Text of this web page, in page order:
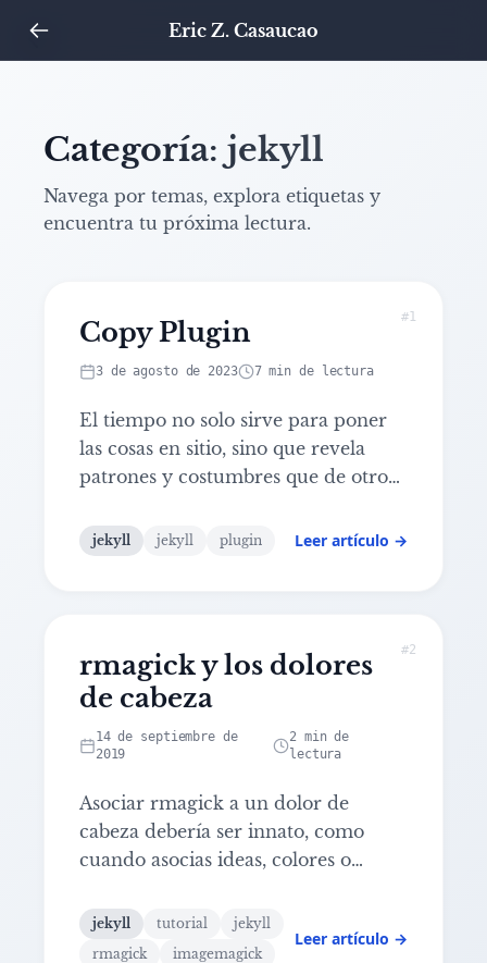
Eric Z. Casaucao
Categoría: jekyll
Navega por temas, explora etiquetas y
encuentra tu próxima lectura.
#1
Leer artículo: Copy Plugin
Copy Plugin
3 de agosto de 2023 7 min de lectura
El tiempo no solo sirve para poner
las cosas en sitio, sino que revela
patrones y costumbres que de otro
como uno de los usos de la
inteligencia artificial: sacar patrones
descubierto este verano, unos
comportamientos cíclicos que,
preferencias personales a parte, son
cuanto menos curiosos. A saber:
jekyll jekyll plugin Leer artículo →
#2
Leer artículo: rmagick y los dolores de cabeza
rmagick y los dolores
de cabeza
14 de septiembre de
2019
2 min de
lectura
Asociar rmagick a un dolor de
cabeza debería ser innato, como
cuando asocias ideas, colores o
viene por culpa del siguiente plugin
de Jekyll:
...
jekyll tutorial
jekyll
rmagick
imagemagick
Leer artículo →